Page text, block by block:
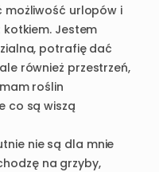
możliwość urlopów i
kotkiem. Jestem
​,​ potrafię dać
ale również przestrzeń​,​
mam roślin
co są wiszą
nie są dla mnie
na grzyby​,​